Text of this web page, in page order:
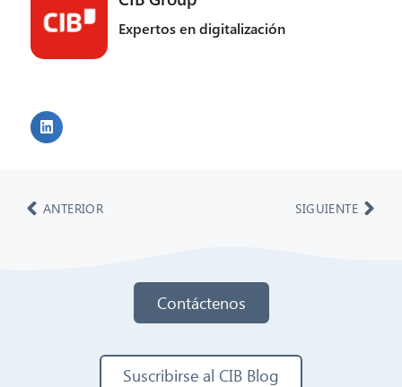
Expertos en digitalización
ANTERIOR SIGUIENTE
Contáctenos
Suscribirse al CIB Blog